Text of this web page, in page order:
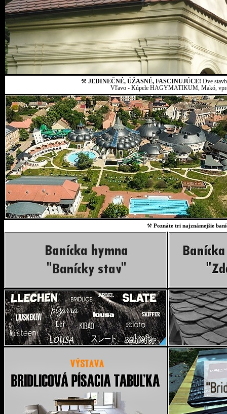
⚒ JEDINEČNÉ, ÚŽASNÉ, FASCINUJÚCE! Dve
Vľavo - Kúpele HAGYMATIKUM, Makó,
⚒ Poznáte tri najznámejšie